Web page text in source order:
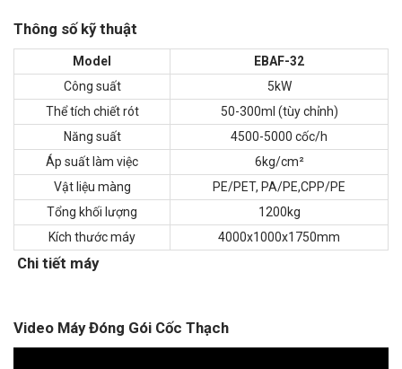
Thông số kỹ thuật
Model
EBAF-32
Công suất
5kW
Thể tích chiết rót
50-300ml (tùy chỉnh)
Năng suất
4500-5000 cốc/h
Áp suất làm việc
6kg/cm²
Vật liệu màng
PE/PET, PA/PE,CPP/PE
Tổng khối lượng
1200kg
Kích thước máy
4000x1000x1750mm
Chi tiết máy
Video Máy Đóng Gói Cốc Thạch